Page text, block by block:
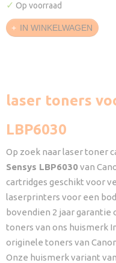
✓ Op voorraad
IN WINKELWAGEN
laser toners
LBP6030
Op zoek naar laser toner
Sensys LBP6030van
cartridges geschikt voor
laserprinters voor een
bovendien 2 jaar garantie
toners van ons huismerk
originele toners van
Onze huismerk variant